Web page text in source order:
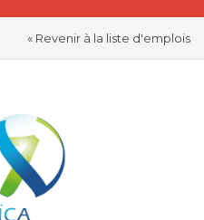
« Revenir à la liste d'emplois